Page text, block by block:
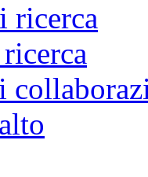
ricerca